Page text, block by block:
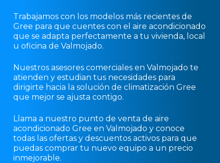
Trabajamos con los modelos más recientes de
Gree para que cuentes con el aire acondicionado
que se adapta perfectamente a tu vivienda, local
u oficina de Valmojado.
Nuestros asesores comerciales en Valmojado te
atienden y estudian tus necesidades para
dirigirte hacia la solución de climatización Gree
que mejor se ajusta contigo.
Llama a nuestro punto de venta de aire
acondicionado Gree en Valmojado y conoce
todas las ofertas y descuentos activos para que
puedas comprar tu nuevo equipo a un precio
inmejorable.